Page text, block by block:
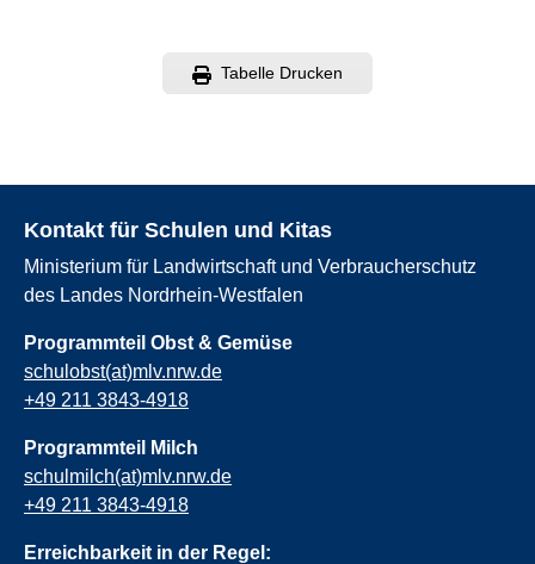
Tabelle Drucken
Kontakt für Schulen und Kitas
Ministerium für Landwirtschaft und Verbraucherschutz
des Landes Nordrhein-Westfalen
Programmteil Obst & Gemüse
schulobst(at)mlv.nrw.de
+49 211 3843-4918
Programmteil Milch
schulmilch(at)mlv.nrw.de
+49 211 3843-4918
Erreichbarkeit in der Regel: